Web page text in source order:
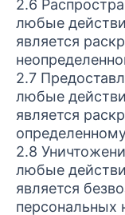
2.6
любые
является
2.7
любые
является
2.8
любые
является